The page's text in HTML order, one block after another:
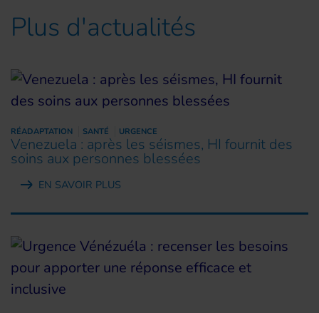
Plus d'actualités
RÉADAPTATION SANTÉ URGENCE
Venezuela : après les séismes, HI fournit des
soins aux personnes blessées
EN SAVOIR PLUS